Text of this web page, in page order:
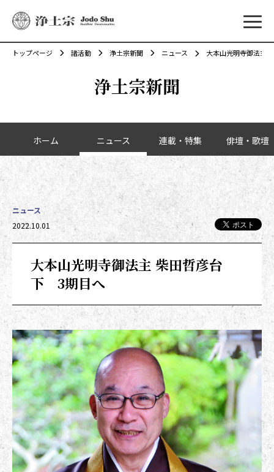
メ
浄土宗新聞
トップページ 諸活動 浄土宗新聞 ニュース 大本山光明寺御法主
カテゴリーナビゲーション
ホーム ニュース 連載・特集 俳壇・歌壇
大本山光明寺御法主 柴田哲彦台
下 3期目へ
ニュース
2022.10.01